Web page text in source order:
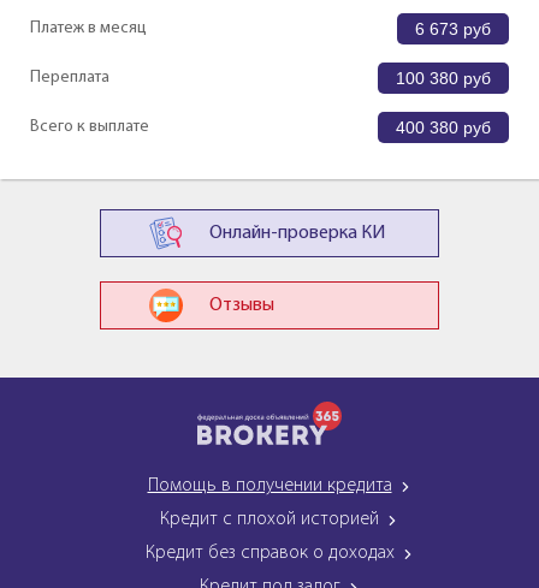
Платеж в месяц 6 673 руб
Переплата 100 380 руб
Всего к выплате 400 380 руб
Онлайн-проверка КИ
Отзывы
Помощь в получении кредита
Кредит с плохой историей
Кредит без справок о доходах